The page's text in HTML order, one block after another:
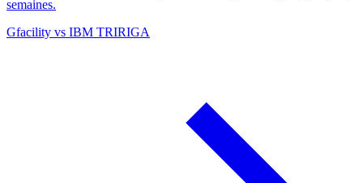
semaines.
Gfacility vs IBM TRIRIGA